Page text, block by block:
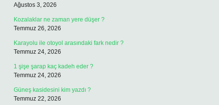
Ağustos 3, 2026
Kozalaklar ne zaman yere düşer ?
Temmuz 26, 2026
Karayolu ile otoyol arasındaki fark nedir ?
Temmuz 24, 2026
1 şişe şarap kaç kadeh eder ?
Temmuz 24, 2026
Güneş kasidesini kim yazdı ?
Temmuz 22, 2026